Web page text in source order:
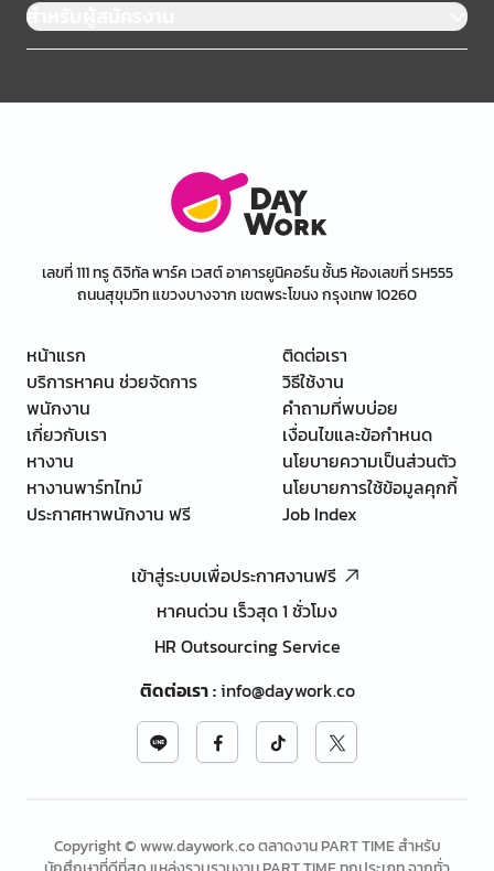
สำหรับผู้สมัครงาน
เลขที่ 111 ทรู ดิจิทัล พาร์ค เวสต์ อาคารยูนิคอร์น ชั้น5 ห้องเลขที่ SH555
ถนนสุขุมวิท แขวงบางจาก เขตพระโขนง กรุงเทพ 10260
หน้าแรก
บริการหาคน ช่วยจัดการ
พนักงาน
เกี่ยวกับเรา
หางาน
หางานพาร์ทไทม์
ประกาศหาพนักงาน ฟรี
ติดต่อเรา
วิธีใช้งาน
คำถามที่พบบ่อย
เงื่อนไขและข้อกำหนด
นโยบายความเป็นส่วนตัว
นโยบายการใช้ข้อมูลคุกกี้
Job Index
เข้าสู่ระบบเพื่อประกาศงานฟรี
หาคนด่วน เร็วสุด 1 ชั่วโมง
HR Outsourcing Service
ติดต่อเรา:info@daywork.co
Copyright © www.daywork.co ตลาดงาน PART TIME สำหรับ